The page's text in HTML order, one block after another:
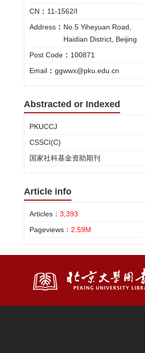
CN : 11-1562/I
Address : No.5 Yiheyuan Road,
Haidian District, Beijing
Post Code : 100871
Email : ggwwx@pku.edu.cn
Abstracted or Indexed
PKUCCJ
CSSCI(C)
国家社科基金资助期刊
Article info
Articles： 3,393
Pageviews： 2.59M